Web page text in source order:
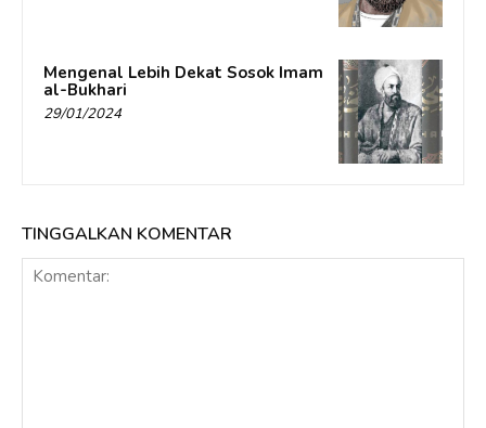
Mengenal Lebih Dekat Sosok Imam
al-Bukhari
29/01/2024
TINGGALKAN KOMENTAR